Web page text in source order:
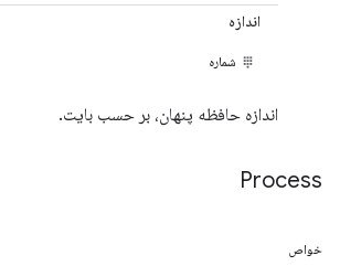
اندازه
شماره
اندازه حافظه پنهان، بر حسب بایت.
Process
خواص